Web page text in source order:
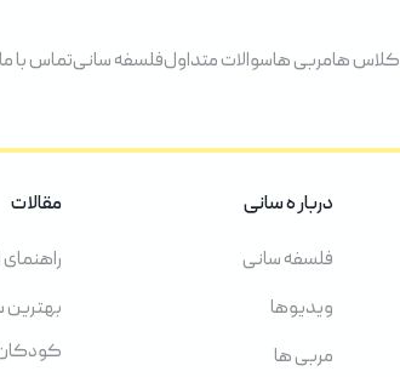
کلاس هامربی هاسوالات متداولفلسفه سانیتماس با ما
دربار ه سانی
فلسفه سانی
ویدیوها
مربی ها
مقالات
بهترین